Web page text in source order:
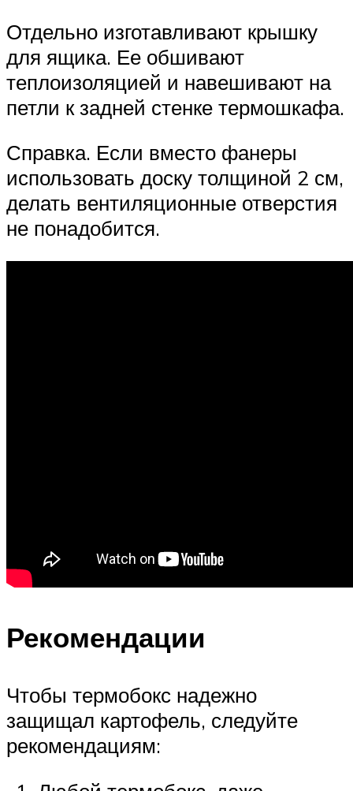
Отдельно изготавливают крышку
для ящика. Ее обшивают
теплоизоляцией и навешивают на
петли к задней стенке термошкафа.
Справка. Если вместо фанеры
использовать доску толщиной 2 см,
делать вентиляционные отверстия
не понадобится.
Рекомендации
Чтобы термобокс надежно
защищал картофель, следуйте
рекомендациям: